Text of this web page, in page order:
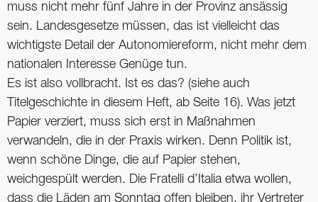
muss nicht mehr fünf Jahre in der Provinz ansässig
sein. Landesgesetze müssen, das ist vielleicht das
wichtigste Detail der Autonomiereform, nicht mehr dem
nationalen Interesse Genüge tun.
Es ist also vollbracht. Ist es das? (siehe auch
Titelgeschichte in diesem Heft, ab Seite 16). Was jetzt
Papier verziert, muss sich erst in Maßnahmen
verwandeln, die in der Praxis wirken. Denn Politik ist,
wenn schöne Dinge, die auf Papier stehen,
weichgespült werden. Die Fratelli d’Italia etwa wollen,
dass die Läden am Sonntag offen bleiben, ihr Vertreter